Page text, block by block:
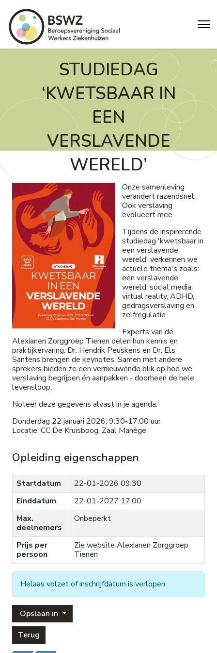
STUDIEDAG
‘KWETSBAAR IN
EEN
VERSLAVENDE
WERELD’
Onze samenleving
verandert razendsnel.
Ook verslaving
evolueert mee.
Tijdens de inspirerende
studiedag 'kwetsbaar in
een verslavende
wereld' verkennen we
actuele thema's zoals:
een verslavende
wereld, social media,
virtual reality, ADHD,
gedragsverslaving en
zelfregulatie.
Experts van de
Alexianen Zorggroep Tienen delen hun kennis en
praktijkervaring. Dr. Hendrik Peuskens en Dr. Els
Santens brengen de keynotes. Samen met andere
sprekers bieden ze een vernieuwende blik op hoe we
verslaving begrijpen én aanpakken - doorheen de hele
levensloop.
Noteer deze gegevens alvast in je agenda:
Donderdag 22 januari 2026, 9.30-17.00 uur
Locatie: CC De Kruisboog, Zaal Manège
Opleiding eigenschappen
Startdatum
22-01-2026 09:30
Einddatum
22-01-2027 17:00
Max.
deelnemers
Onbeperkt
Prijs per
persoon
Zie website Alexianen Zorggroep
Tienen
Helaas volzet of inschrijfdatum is verlopen
Opslaan in
Terug